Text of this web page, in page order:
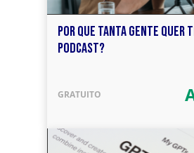
POR QUE TANTA GENTE QUER
PODCAST?
GRATUITO